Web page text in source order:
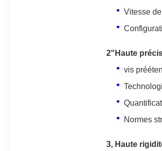
Vitesse
2"Haute
vis
Normes
3, Haute